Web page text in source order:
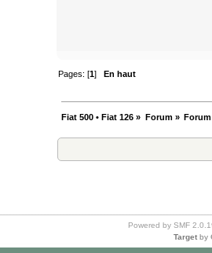
Pages: [1]En haut
Fiat 500 • Fiat 126 » Forum»
Powered by SMF
Target by